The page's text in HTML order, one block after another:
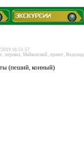
2019 16:51:57
, перевал, Майкопский, приют,
(пеший, конный)